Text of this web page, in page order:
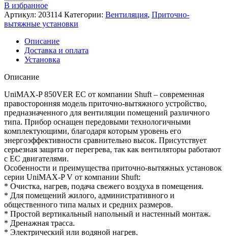
В избранное
Артикул: 203114 Категории: Вентиляция, Приточно-
вытяжные установки
Описание
Доставка и оплата
Установка
Описание
UniMAX-P 850VER EC от компании Shuft – современная
правосторонняя модель приточно-вытяжного устройство,
предназначенного для вентиляции помещений различного
типа. Прибор оснащен передовыми технологичными
комплектующими, благодаря которым уровень его
энергоэффективности сравнительно высок. Присутствует
серьезная защита от перегрева, так как вентиляторы работают
с EC двигателями.
Особенности и преимущества приточно-вытяжных установок
серии UniMAX-P V от компании Shuft:
* Очистка, нагрев, подача свежего воздуха в помещения.
* Для помещений жилого, административного и
общественного типа малых и средних размеров.
* Простой вертикальный напольный и настенный монтаж.
* Дренажная трасса.
* Электрический или водяной нагрев.